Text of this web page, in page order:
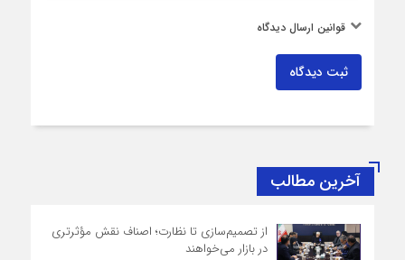
قوانین ارسال دیدگاه
ثبت دیدگاه
آخرین مطالب
از تصمیم‌سازی تا نظارت؛ اصناف نقش مؤثرتری
در بازار می‌خواهند